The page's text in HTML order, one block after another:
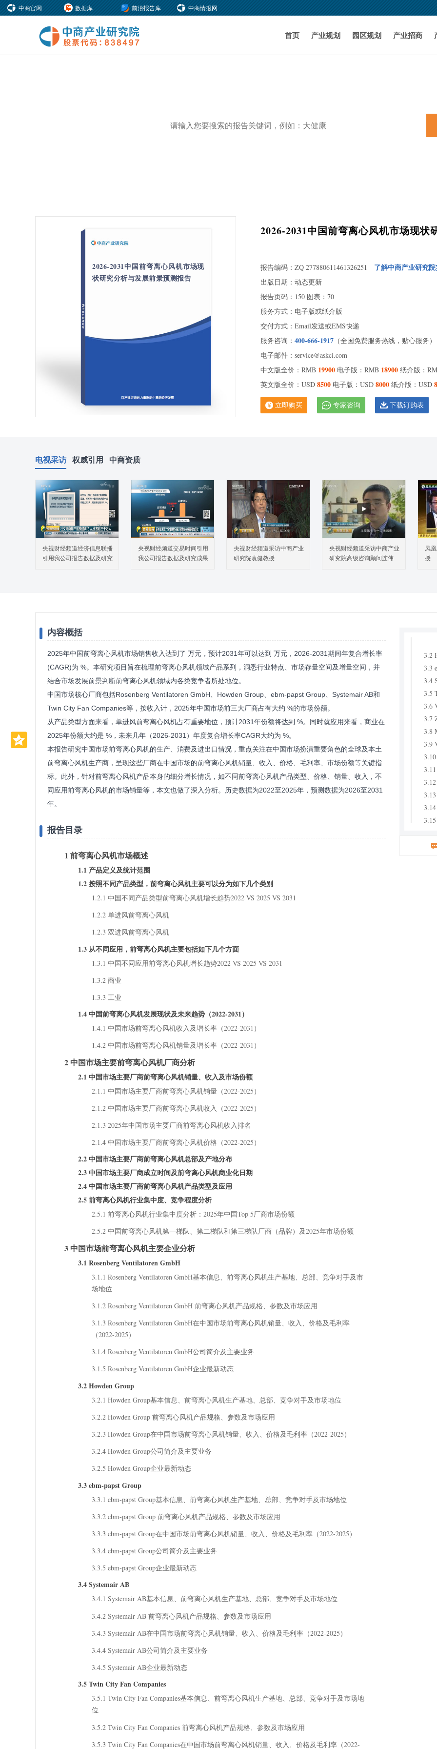
中商官网 数据库 前沿报告库 中商情报网
首页 产业规划 园区规划 产业招商
2026-2031中国前弯离心风机市场现
状研究分析与发展前景预测报告
2026-2031中国前弯离心风机市场现状
报告编码：ZQ 277880611461326251 了解中商产业研究
出版日期：动态更新
报告页码：150 图表：70
服务方式：电子版或纸介版
交付方式：Email发送或EMS快递
服务咨询： 400-666-1917 （全国免费服务热线，贴心服务）
电子邮件：service@askci.com
中文版全价：RMB 19900 电子版：RMB 18900 纸介版：
英文版全价：USD 8500 电子版：USD 8000 纸介版：USD
立即购买 专家咨询 下载订购表
电视采访 权威引用 中商资质
央视财经频道经济信息联播
引用我公司报告数据及研究
央视财经频道交易时间引用
我公司报告数据及研究成果
央视财经频道采访中商产业
研究院袁健教授
央视财经频道采访中商产业
研究院高级咨询顾问连伟
凤
授
内容概括
2025年中国前弯离心风机市场销售收入达到了 万元，预计2031年可以达到 万元，2026-2031期间年复合增长率
(CAGR)为 %。本研究项目旨在梳理前弯离心风机领域产品系列，洞悉行业特点、市场存量空间及增量空间，并
结合市场发展前景判断前弯离心风机领域内各类竞争者所处地位。
中国市场核心厂商包括Rosenberg Ventilatoren GmbH、Howden Group、ebm-papst Group、Systemair AB和
Twin City Fan Companies等，按收入计，2025年中国市场前三大厂商占有大约 %的市场份额。
从产品类型方面来看，单进风前弯离心风机占有重要地位，预计2031年份额将达到 %。同时就应用来看，商业在
2025年份额大约是 %，未来几年（2026-2031）年度复合增长率CAGR大约为 %。
本报告研究中国市场前弯离心风机的生产、消费及进出口情况，重点关注在中国市场扮演重要角色的全球及本土
前弯离心风机生产商，呈现这些厂商在中国市场的前弯离心风机销量、收入、价格、毛利率、市场份额等关键指
标。此外，针对前弯离心风机产品本身的细分增长情况，如不同前弯离心风机产品类型、价格、销量、收入，不
同应用前弯离心风机的市场销量等，本文也做了深入分析。历史数据为2022至2025年，预测数据为2026至2031
年。
报告目录
1 前弯离心风机市场概述
1.1 产品定义及统计范围
1.2 按照不同产品类型，前弯离心风机主要可以分为如下几个类别
1.2.1 中国不同产品类型前弯离心风机增长趋势2022 VS 2025 VS 2031
1.2.2 单进风前弯离心风机
1.2.3 双进风前弯离心风机
1.3 从不同应用，前弯离心风机主要包括如下几个方面
1.3.1 中国不同应用前弯离心风机增长趋势2022 VS 2025 VS 2031
1.3.2 商业
1.3.3 工业
1.4 中国前弯离心风机发展现状及未来趋势（2022-2031）
1.4.1 中国市场前弯离心风机收入及增长率（2022-2031）
1.4.2 中国市场前弯离心风机销量及增长率（2022-2031）
2 中国市场主要前弯离心风机厂商分析
2.1 中国市场主要厂商前弯离心风机销量、收入及市场份额
2.1.1 中国市场主要厂商前弯离心风机销量（2022-2025）
2.1.2 中国市场主要厂商前弯离心风机收入（2022-2025）
2.1.3 2025年中国市场主要厂商前弯离心风机收入排名
2.1.4 中国市场主要厂商前弯离心风机价格（2022-2025）
2.2 中国市场主要厂商前弯离心风机总部及产地分布
2.3 中国市场主要厂商成立时间及前弯离心风机商业化日期
2.4 中国市场主要厂商前弯离心风机产品类型及应用
2.5 前弯离心风机行业集中度、竞争程度分析
2.5.1 前弯离心风机行业集中度分析：2025年中国Top 5厂商市场份额
2.5.2 中国前弯离心风机第一梯队、第二梯队和第三梯队厂商（品牌）及2025年市场份额
3 中国市场前弯离心风机主要企业分析
3.1 Rosenberg Ventilatoren GmbH
3.1.1 Rosenberg Ventilatoren GmbH基本信息、前弯离心风机生产基地、总部、竞争对手及市
场地位
3.1.2 Rosenberg Ventilatoren GmbH 前弯离心风机产品规格、参数及市场应用
3.1.3 Rosenberg Ventilatoren GmbH在中国市场前弯离心风机销量、收入、价格及毛利率
（2022-2025）
3.1.4 Rosenberg Ventilatoren GmbH公司简介及主要业务
3.1.5 Rosenberg Ventilatoren GmbH企业最新动态
3.2 Howden Group
3.2.1 Howden Group基本信息、前弯离心风机生产基地、总部、竞争对手及市场地位
3.2.2 Howden Group 前弯离心风机产品规格、参数及市场应用
3.2.3 Howden Group在中国市场前弯离心风机销量、收入、价格及毛利率（2022-2025）
3.2.4 Howden Group公司简介及主要业务
3.2.5 Howden Group企业最新动态
3.3 ebm-papst Group
3.3.1 ebm-papst Group基本信息、前弯离心风机生产基地、总部、竞争对手及市场地位
3.3.2 ebm-papst Group 前弯离心风机产品规格、参数及市场应用
3.3.3 ebm-papst Group在中国市场前弯离心风机销量、收入、价格及毛利率（2022-2025）
3.3.4 ebm-papst Group公司简介及主要业务
3.3.5 ebm-papst Group企业最新动态
3.4 Systemair AB
3.4.1 Systemair AB基本信息、前弯离心风机生产基地、总部、竞争对手及市场地位
3.4.2 Systemair AB 前弯离心风机产品规格、参数及市场应用
3.4.3 Systemair AB在中国市场前弯离心风机销量、收入、价格及毛利率（2022-2025）
3.4.4 Systemair AB公司简介及主要业务
3.4.5 Systemair AB企业最新动态
3.5 Twin City Fan Companies
3.5.1 Twin City Fan Companies基本信息、前弯离心风机生产基地、总部、竞争对手及市场地
位
3.5.2 Twin City Fan Companies 前弯离心风机产品规格、参数及市场应用
3.5.3 Twin City Fan Companies在中国市场前弯离心风机销量、收入、价格及毛利率（2022-
1.2
几
1.4
2 中
2.1
额
3.2
3.3
3.4
3.5
3.6
3.7
3.8
3.9